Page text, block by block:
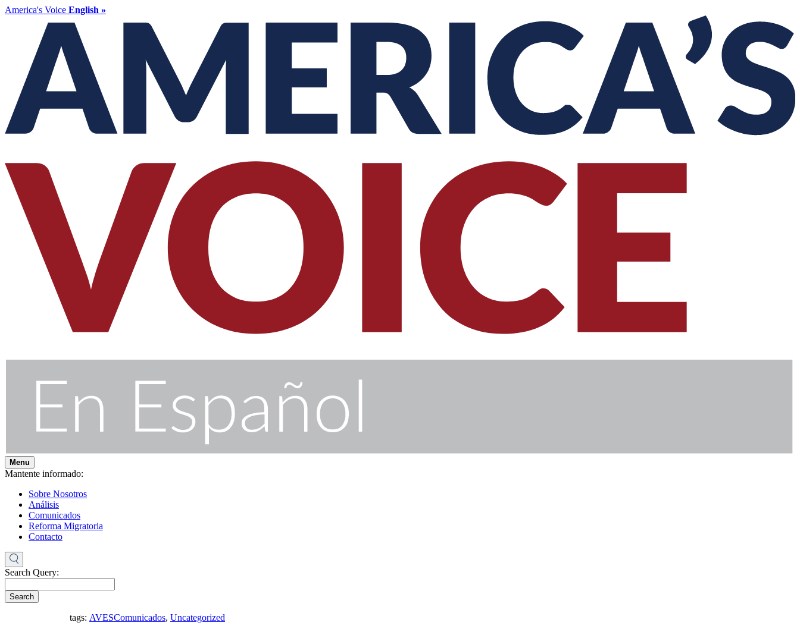
America's Voice English »
Menu
Mantente informado:
Sobre Nosotros
Análisis
Comunicados
Reforma Migratoria
Contacto
Search Query:
Search
tags: AVES,Comunicados, Uncategorized